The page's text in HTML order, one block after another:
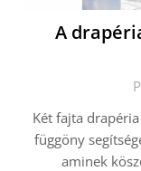
A
Két fajta
függöny
aminek